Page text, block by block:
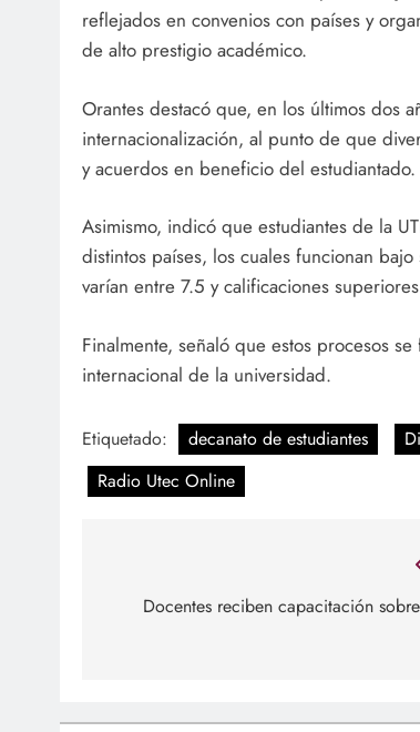
reflejados en convenios con países y
de alto prestigio académico.
Orantes destacó que, en los últimos dos
internacionalización, al punto de que
y acuerdos en beneficio del estudiantado.
Asimismo, indicó que estudiantes de la
distintos países, los cuales funcionan
varían entre 7.5 y calificaciones
Finalmente, señaló que estos procesos
internacional de la universidad.
Etiquetado: decanato de estudiantes
Radio Utec Online
Docentes reciben capacitación